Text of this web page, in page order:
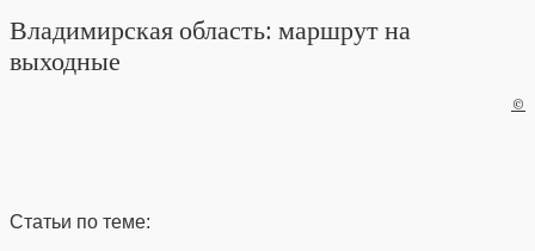
Владимирская область: маршрут на
выходные
©
Статьи по теме: